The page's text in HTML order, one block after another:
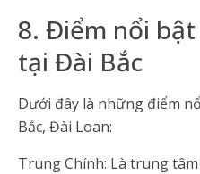
8. Điểm nổi bật
tại Đài Bắc
Dưới đây là những điểm
Bắc, Đài Loan:
Trung Chính: Là trung